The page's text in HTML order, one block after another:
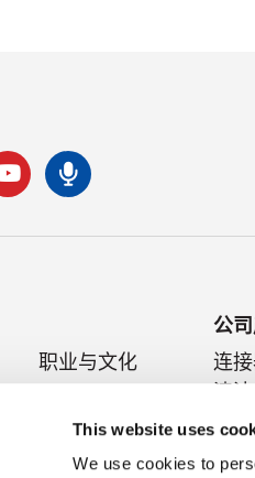
This website uses
We use cookies to
录像带Senko 播客
职业与文化
SENKO Signal
展会/活动
公
连
清
无源